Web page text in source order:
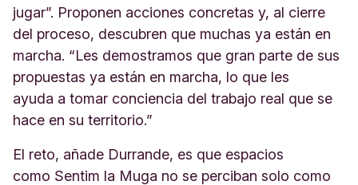
jugar”. Proponen acciones concretas y, al cierre
del proceso, descubren que muchas ya están en
marcha. “Les demostramos que gran parte de sus
propuestas ya están en marcha, lo que les
ayuda a tomar conciencia del trabajo real que se
hace en su territorio.”
El reto, añade Durrande, es que espacios
como Sentim la Muga no se perciban solo como